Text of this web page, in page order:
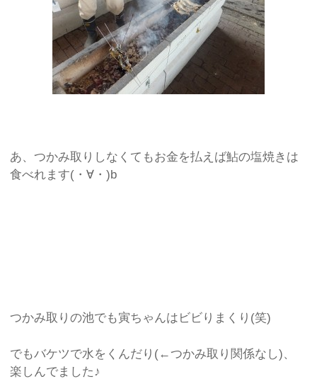
あ、つかみ取りしなくてもお金を払えば鮎の塩焼きは
食べれます(・∀・)b
つかみ取りの池でも寅ちゃんはビビりまくり(笑)
でもバケツで水をくんだり(←つかみ取り関係なし)、
楽しんでました♪